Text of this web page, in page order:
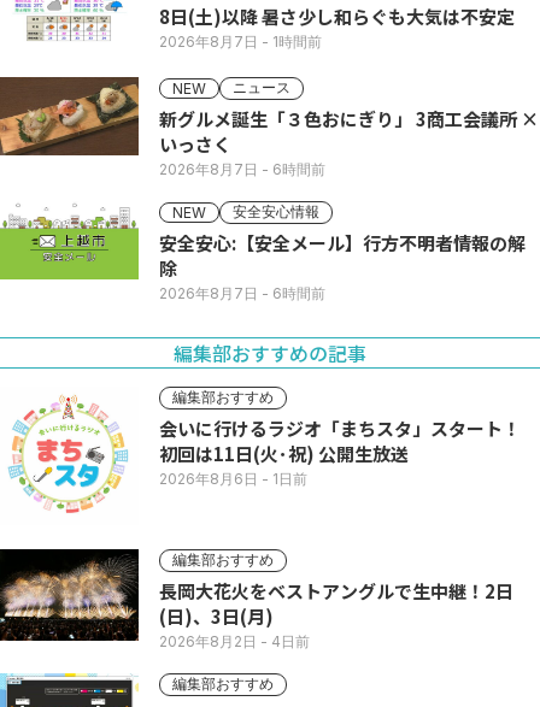
8日(土)以降 暑さ少し和らぐも大気は不安定
2026年8月7日 - 1時間前
NEW ニュース
新グルメ誕生「３色おにぎり」 3商工会議所 ×
いっさく
2026年8月7日 - 6時間前
NEW 安全安心情報
安全安心:【安全メール】行方不明者情報の解
除
2026年8月7日 - 6時間前
編集部おすすめの記事
編集部おすすめ
会いに行けるラジオ「まちスタ」スタート！
初回は11日(火･祝) 公開生放送
2026年8月6日 - 1日前
編集部おすすめ
長岡大花火をベストアングルで生中継！2日
(日)、3日(月)
2026年8月2日 - 4日前
編集部おすすめ